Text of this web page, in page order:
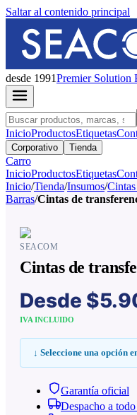
Saltar al contenido principal
desde 1991PremierSolution
InicioProductosEtiquetas
Corporativo Tienda
Carro
InicioProductosEtiquetas
Inicio/Tienda/Insumos/
Barras/Cintas de
SEACOM
Cintas de
Desde
IVA INCLUIDO
↓ Seleccione una opción
Garantía oficial
Despacho a